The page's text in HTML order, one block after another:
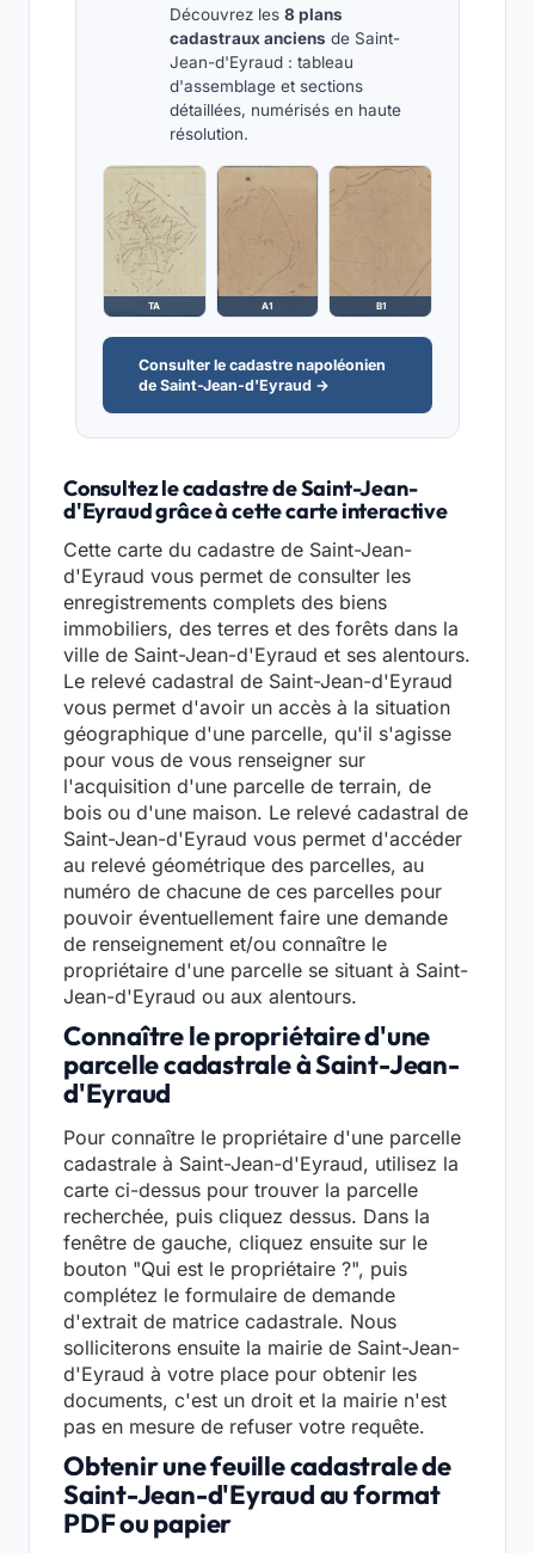
Découvrez les 8 plans
cadastraux anciens de Saint-
Jean-d'Eyraud : tableau
d'assemblage et sections
détaillées, numérisés en haute
résolution.
TA A1 B1
Consulter le cadastre napoléonien
de Saint-Jean-d'Eyraud →
Consultez le cadastre de Saint-Jean-
d'Eyraud grâce à cette carte interactive
Cette carte du cadastre de Saint-Jean-
d'Eyraud vous permet de consulter les
enregistrements complets des biens
immobiliers, des terres et des forêts dans la
ville de Saint-Jean-d'Eyraud et ses alentours.
Le relevé cadastral de Saint-Jean-d'Eyraud
vous permet d'avoir un accès à la situation
géographique d'une parcelle, qu'il s'agisse
pour vous de vous renseigner sur
l'acquisition d'une parcelle de terrain, de
bois ou d'une maison. Le relevé cadastral de
Saint-Jean-d'Eyraud vous permet d'accéder
au relevé géométrique des parcelles, au
numéro de chacune de ces parcelles pour
pouvoir éventuellement faire une demande
de renseignement et/ou connaître le
propriétaire d'une parcelle se situant à Saint-
Jean-d'Eyraud ou aux alentours.
Connaître le propriétaire d'une
parcelle cadastrale à Saint-Jean-
d'Eyraud
Pour connaître le propriétaire d'une parcelle
cadastrale à Saint-Jean-d'Eyraud, utilisez la
carte ci-dessus pour trouver la parcelle
recherchée, puis cliquez dessus. Dans la
fenêtre de gauche, cliquez ensuite sur le
bouton "Qui est le propriétaire ?", puis
complétez le formulaire de demande
d'extrait de matrice cadastrale. Nous
solliciterons ensuite la mairie de Saint-Jean-
d'Eyraud à votre place pour obtenir les
documents, c'est un droit et la mairie n'est
pas en mesure de refuser votre requête.
Obtenir une feuille cadastrale de
Saint-Jean-d'Eyraud au format
PDF ou papier